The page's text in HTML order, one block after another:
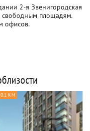
2-я Звенигородская
свободным площадям.
офисов.
0.1 КМ